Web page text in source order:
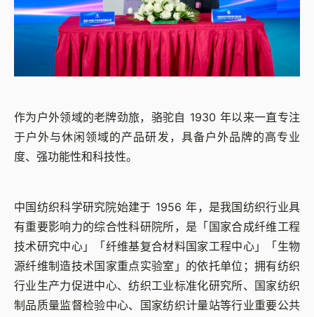
作为户外领域的老牌劲旅，骆驼自 1930 年以来一直专注
于户外与休闲领域的产品研发，具备户外品牌的高专业
度、强功能性和科技性。
中国纺织科学研究院始建于 1956 年，是我国纺织行业具
有重要影响力的综合性科研院所，是「国家合成纤维工程
技术研究中心」「纤维基复合材料国家工程中心」「生物
源纤维制造技术国家重点实验室」的依托单位；拥有纺织
行业生产力促进中心、纺织工业标准化研究所、国家纺织
制品质量监督检验中心、国家纺织计量站等行业重要公共